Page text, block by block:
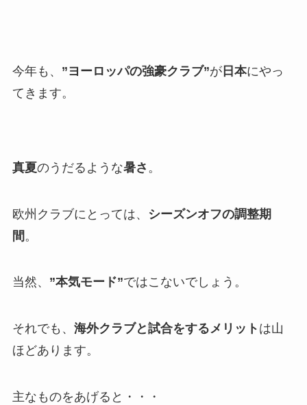
今年も、 ”ヨーロッパの強豪クラブ”が日本にやっ
てきます。
真夏のうだるような暑さ 。
欧州クラブにとっては、
シーズンオフの調整期
間 。
当然、 ”本気モード”ではこないでしょう。
それでも、 海外クラブと試合をするメリット は山
ほどあります。
主なものをあげると・・・